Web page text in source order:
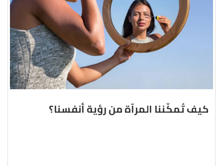
كيف تُمكّننا المرآة من رؤية أنفسنا؟